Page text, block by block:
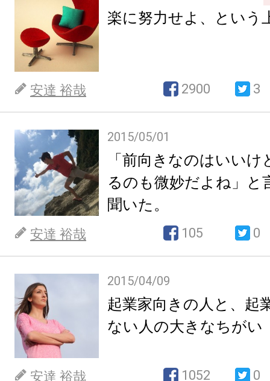
楽に努力せよ、という
安達 裕哉 2900 3
2015/05/01
「前向きなのはいい
るのも微妙だよね」と
聞いた。
安達 裕哉 105 0
2015/04/09
起業家向きの人と、起
ない人の大きなちがい
安達 裕哉 1052 0